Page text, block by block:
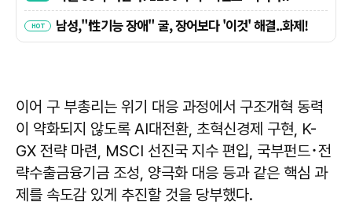
이어 구 부총리는 위기 대응 과정에서 구조개혁 동력
이 약화되지 않도록 AI대전환, 초혁신경제 구현, K-
GX 전략 마련, MSCI 선진국 지수 편입, 국부펀드･전
략수출금융기금 조성, 양극화 대응 등과 같은 핵심 과
제를 속도감 있게 추진할 것을 당부했다.